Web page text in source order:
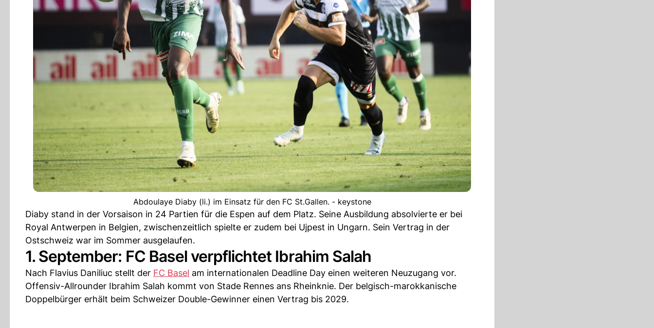
Abdoulaye Diaby (li.) im Einsatz für den FC St.Gallen. - keystone
Diaby stand in der Vorsaison in 24 Partien für die Espen auf dem Platz. Seine Ausbildung absolvierte er bei
Royal Antwerpen in Belgien, zwischenzeitlich spielte er zudem bei Ujpest in Ungarn. Sein Vertrag in der
Ostschweiz war im Sommer ausgelaufen.
1. September: FC Basel verpflichtet Ibrahim Salah
Nach Flavius Daniliuc stellt der FC Basel am internationalen Deadline Day einen weiteren Neuzugang vor.
Offensiv-Allrounder Ibrahim Salah kommt von Stade Rennes ans Rheinknie. Der belgisch-marokkanische
Doppelbürger erhält beim Schweizer Double-Gewinner einen Vertrag bis 2029.